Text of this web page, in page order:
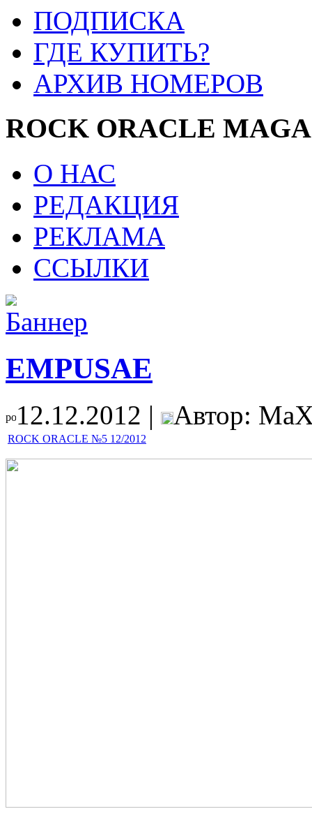
ПОДПИСКА
ГДЕ КУПИТЬ?
АРХИВ НОМЕРОВ
ROCK ORACLE
О НАС
РЕДАКЦИЯ
РЕКЛАМА
ССЫЛКИ
EMPUSAE
12.12.2012 | Автор:
ROCK ORACLE №5 12/2012